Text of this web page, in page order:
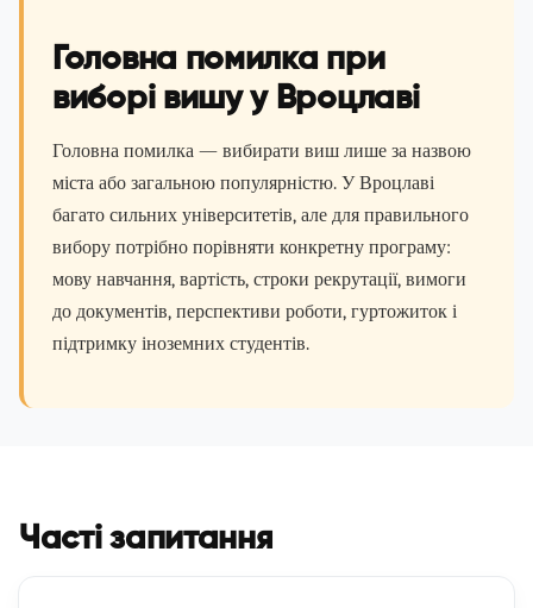
Головна помилка при
виборі вишу у Вроцлаві
Головна помилка — вибирати виш лише за назвою
міста або загальною популярністю. У Вроцлаві
багато сильних університетів, але для правильного
вибору потрібно порівняти конкретну програму:
мову навчання, вартість, строки рекрутації, вимоги
до документів, перспективи роботи, гуртожиток і
підтримку іноземних студентів.
Часті запитання